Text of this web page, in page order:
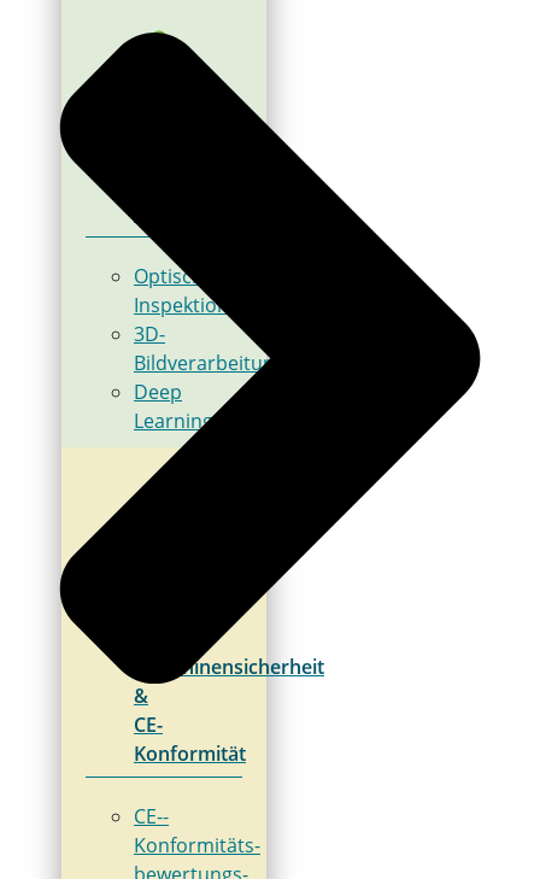
Optische
Inspektion
3D-
Bildverarbeitung
Deep
Learning
Maschinensicherheit
&
CE-
Konformität
CE-­
Konformitäts­
bewertungs­